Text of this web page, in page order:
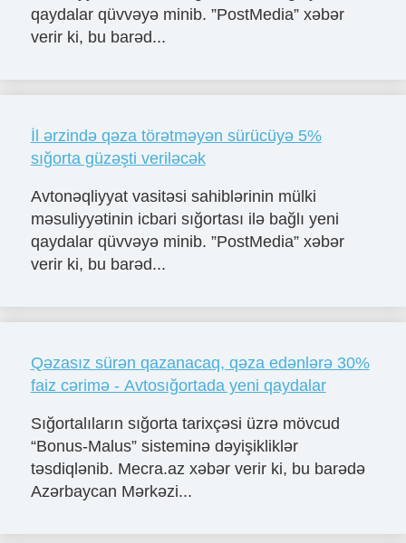
qaydalar qüvvəyə minib. ”PostMedia” xəbər
verir ki, bu barəd...
İl ərzində qəza törətməyən sürücüyə 5%
sığorta güzəşti veriləcək
Avtonəqliyyat vasitəsi sahiblərinin mülki
məsuliyyətinin icbari sığortası ilə bağlı yeni
qaydalar qüvvəyə minib. ”PostMedia” xəbər
verir ki, bu barəd...
Qəzasız sürən qazanacaq, qəza edənlərə 30%
faiz cərimə - Avtosığortada yeni qaydalar
Sığortalıların sığorta tarixçəsi üzrə mövcud
“Bonus-Malus” sisteminə dəyişikliklər
təsdiqlənib. Mecra.az xəbər verir ki, bu barədə
Azərbaycan Mərkəzi...